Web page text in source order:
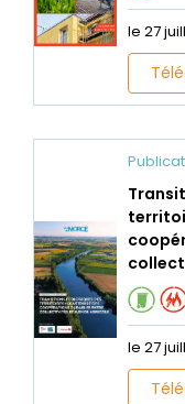
le 27
le 27